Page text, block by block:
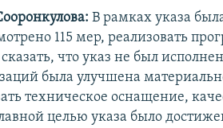
В рамках указа
115 мер, реализовать
что указ не был
была улучшена
техническое оснащение,
целью указа было